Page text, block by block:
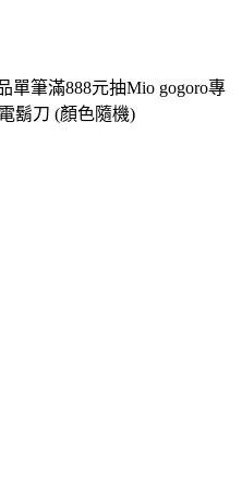
單筆滿888元抽Mio gogoro專
鬍刀 (顏色隨機)